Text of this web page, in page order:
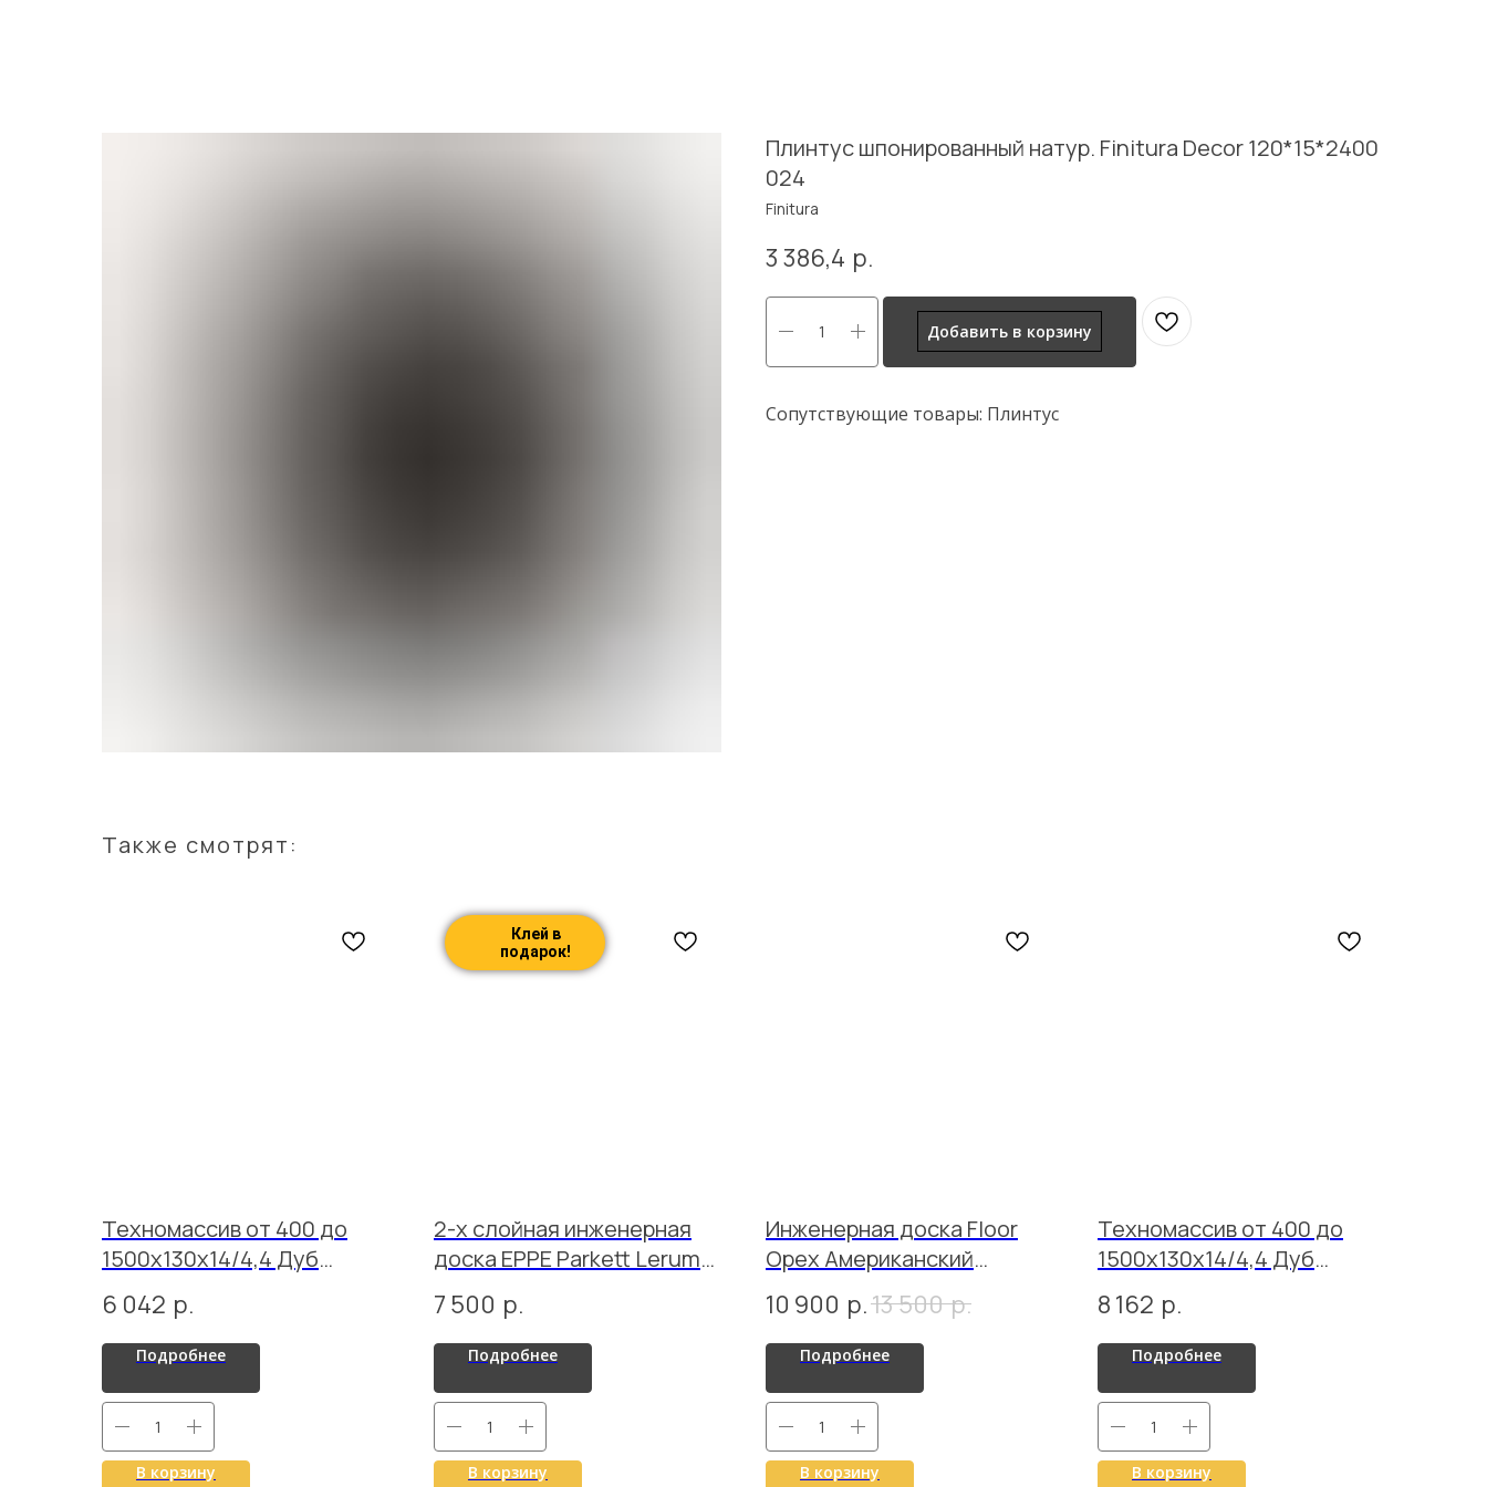
Плинтус шпонированный натур. Finitura Decor 120*15*2400
024
Finitura
3 386,4 р.
Добавить в корзину
Сопутствующие товары: Плинтус
Также смотрят:
Техномассив от 400 до
1500х130х14/4,4 Дуб
Рустик Вельвет лак
6 042 р.
Подробнее
В корзину
Клей в
подарок!
2-х слойная инженерная
доска EPPE Parkett Lerum
Дуб Amber
7 500 р.
Подробнее
В корзину
Инженерная доска Floor
Орех Американский
Summer
10 900 р.13 500 р.
Подробнее
В корзину
Техномассив от 400 до
1500х130х14/4,4 Дуб
Селект Грис лак
8 162 р.
Подробнее
В корзину